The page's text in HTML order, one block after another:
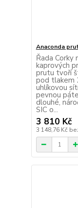
Anaconda
Řada Corky
kaprových
prutu tvoří
pod tlakem
uhlíkovou
pevnou
dlouhé,
SIC o...
3 810 Kč
3 148,76 Kč